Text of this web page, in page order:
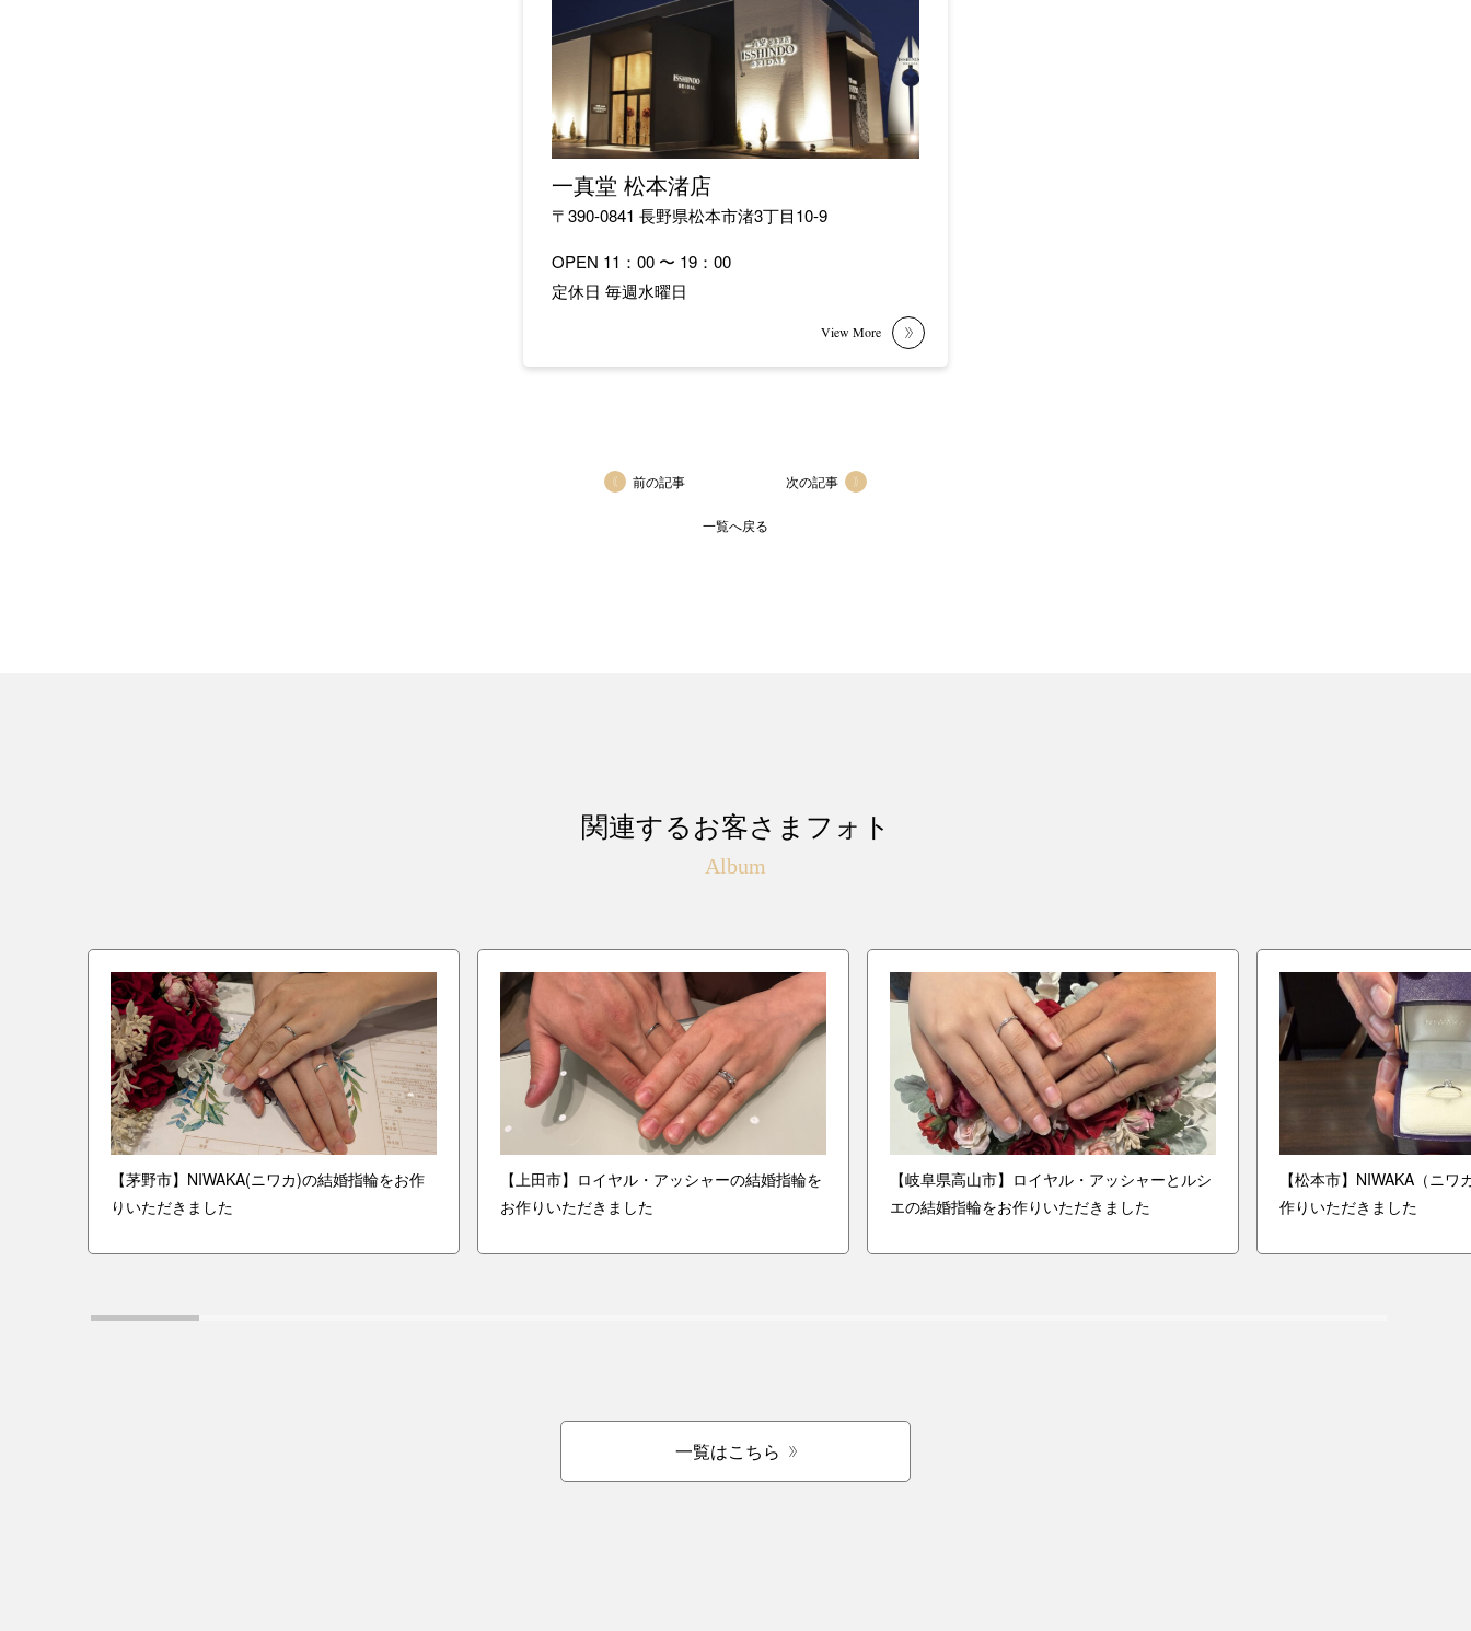
一真堂 松本渚店
〒390-0841 長野県松本市渚3丁目10-9
OPEN 11：00 〜 19：00
定休日 毎週水曜日
前の記事
一覧へ戻る
次の記事
関連するお客さまフォト
Album
【茅野市】NIWAKA(ニワカ)の結婚指輪をお作
りいただきました
【上田市】ロイヤル・アッシャーの結婚指輪を
お作りいただきました
【岐阜県高山市】ロイヤル・アッシャーとルシ
エの結婚指輪をお作りいただきました
【松本市】NIWAKA（ニ
作りいただきました
一覧はこちら